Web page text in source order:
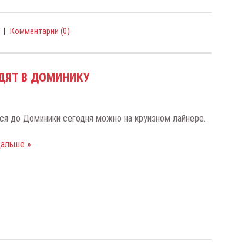
Комментарии (0)
В ДОМИНИКУ
до Доминики сегодня можно на круизном лайнере.
»